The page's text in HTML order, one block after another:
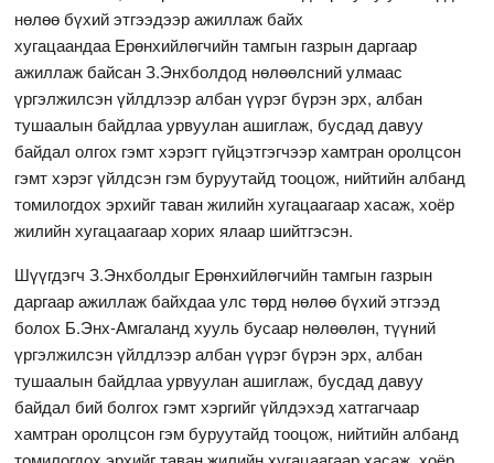
нөлөө бүхий этгээдээр ажиллаж байх
хугацаандаа Ерөнхийлөгчийн тамгын газрын даргаар
ажиллаж байсан З.Энхболдод нөлөөлсний улмаас
үргэлжилсэн үйлдлээр албан үүрэг бүрэн эрх, албан
тушаалын байдлаа урвуулан ашиглаж, бусдад давуу
байдал олгох гэмт хэрэгт гүйцэтгэгчээр хамтран оролцсон
гэмт хэрэг үйлдсэн гэм буруутайд тооцож, нийтийн албанд
томилогдох эрхийг таван жилийн хугацаагаар хасаж, хоёр
жилийн хугацаагаар хорих ялаар шийтгэсэн.
Шүүгдэгч З.Энхболдыг Ерөнхийлөгчийн тамгын газрын
даргаар ажиллаж байхдаа улс төрд нөлөө бүхий этгээд
болох Б.Энх-Амгаланд хууль бусаар нөлөөлөн, түүний
үргэлжилсэн үйлдлээр албан үүрэг бүрэн эрх, албан
тушаалын байдлаа урвуулан ашиглаж, бусдад давуу
байдал бий болгох гэмт хэргийг үйлдэхэд хатгагчаар
хамтран оролцсон гэм буруутайд тооцож, нийтийн албанд